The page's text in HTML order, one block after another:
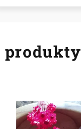
produkty